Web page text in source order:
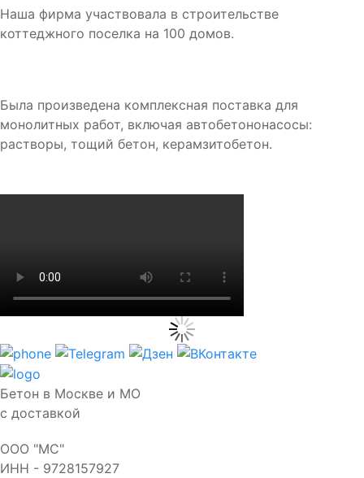
Наша фирма участвовала в строительстве
коттеджного поселка на 100 домов.
Была произведена комплексная поставка для
монолитных работ, включая автобетононасосы:
растворы, тощий бетон, керамзитобетон.
Бетон в Москве и МО
с доставкой
ООО "МС"
ИНН - 9728157927